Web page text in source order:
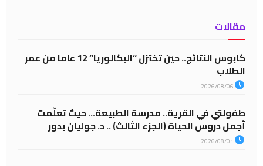
مقالات
كابوس النتائج.. حين تختزل “البكالوريا” 12 عاماً من عمر
الطلاب
طفولتي في القرية.. مدرسة الطبيعة… حيث تعلّمت
أجمل دروس الحياة (الجزء الثالث) .. د. جوليان بدور